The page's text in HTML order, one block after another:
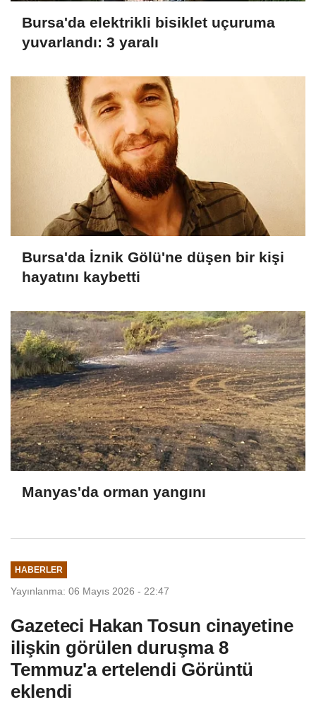
Bursa'da elektrikli bisiklet uçuruma
yuvarlandı: 3 yaralı
Bursa'da İznik Gölü'ne düşen bir kişi
hayatını kaybetti
Manyas'da orman yangını
HABERLER
Yayınlanma: 06 Mayıs 2026 - 22:47
Gazeteci Hakan Tosun cinayetine
ilişkin görülen duruşma 8
Temmuz'a ertelendi Görüntü
eklendi